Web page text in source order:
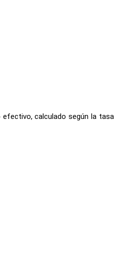
efectivo, calculado según la tasa